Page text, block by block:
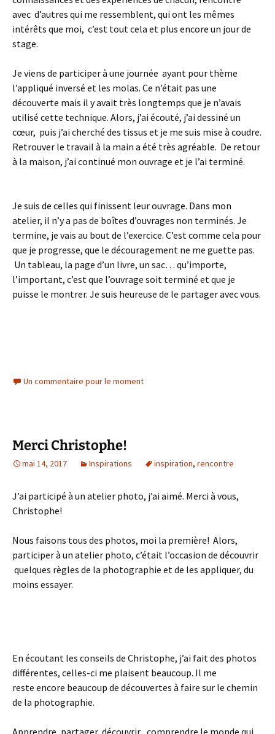
avec d’autres qui me ressemblent, qui ont les mêmes
intérêts que moi, c’est tout cela et plus encore un jour de
stage.
Je viens de participer à une journée ayant pour thème
l’appliqué inversé et les molas. Ce n’était pas une
découverte mais il y avait très longtemps que je n’avais
utilisé cette technique. Alors, j’ai écouté, j’ai dessiné un
cœur, puis j’ai cherché des tissus et je me suis mise à coudre.
Retrouver le travail à la main a été très agréable. De retour
à la maison, j’ai continué mon ouvrage et je l’ai terminé.
Je suis de celles qui finissent leur ouvrage. Dans mon
atelier, il n’y a pas de boîtes d’ouvrages non terminés. Je
termine, je vais au bout de l’exercice. C’est comme cela pour
que je progresse, que le découragement ne me guette pas.
Un tableau, la page d’un livre, un sac… qu’importe,
l’important, c’est que l’ouvrage soit terminé et que je
puisse le montrer. Je suis heureuse de le partager avec vous.
Un commentaire pour le moment
Merci Christophe!
mai 14, 2017 Inspirations inspiration, rencontre
J’ai participé à un atelier photo, j’ai aimé. Merci à vous,
Christophe!
Nous faisons tous des photos, moi la première! Alors,
participer à un atelier photo, c’était l’occasion de découvrir
quelques règles de la photographie et de les appliquer, du
moins essayer.
En écoutant les conseils de Christophe, j’ai fait des photos
différentes, celles-ci me plaisent beaucoup. Il me
reste encore beaucoup de découvertes à faire sur le chemin
de la photographie.
Apprendre, partager, découvrir , comprendre le monde qui